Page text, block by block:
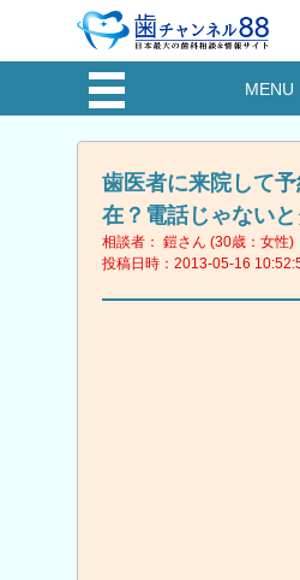
MENU
歯医者に来院して
在？電話じゃないと
相談者： 鎧さん (30歳：女性)
投稿日時：2013-05-16